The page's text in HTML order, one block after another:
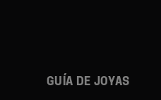
Guía de joyas